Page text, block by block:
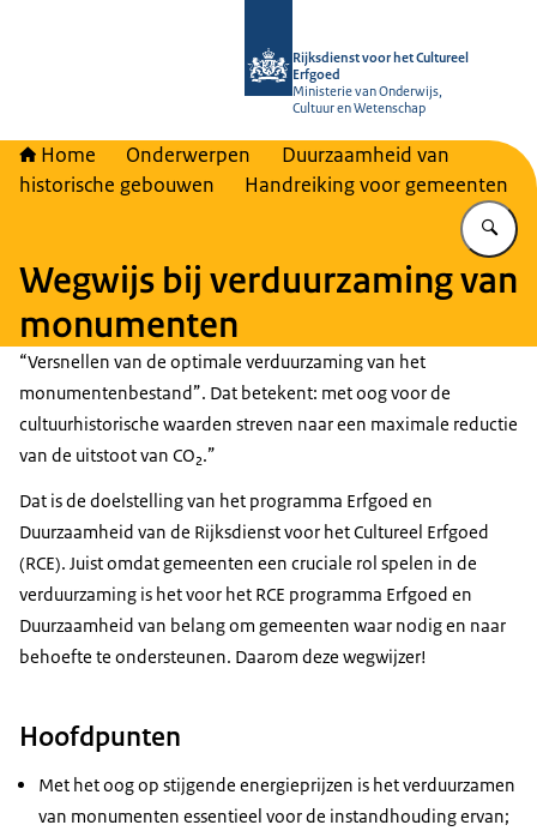
Rijksdienst voor het Cultureel
Erfgoed
Ministerie van Onderwijs,
Cultuur en Wetenschap
Home Onderwerpen
Duurzaamheid van
historische gebouwen
Handreiking voor gemeenten
Wegwijs bij verduurzaming van
monumenten
Versnellen van de optimale verduurzaming van het
monumentenbestand”. Dat betekent: met oog voor de
cultuurhistorische waarden streven naar een maximale reductie
van de uitstoot van CO₂.
Dat is de doelstelling van het programma Erfgoed en
Duurzaamheid van de Rijksdienst voor het Cultureel Erfgoed
(RCE). Juist omdat gemeenten een cruciale rol spelen in de
verduurzaming is het voor het RCE programma Erfgoed en
Duurzaamheid van belang om gemeenten waar nodig en naar
behoefte te ondersteunen. Daarom deze wegwijzer!
Hoofdpunten
Met het oog op stijgende energieprijzen is het verduurzamen
van monumenten essentieel voor de instandhouding ervan;